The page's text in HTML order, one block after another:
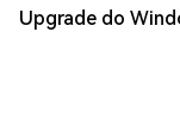
Upgrade do